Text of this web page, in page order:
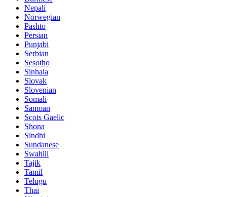
Nepali
Norwegian
Pashto
Persian
Punjabi
Serbian
Sesotho
Sinhala
Slovak
Slovenian
Somali
Samoan
Scots Gaelic
Shona
Sindhi
Sundanese
Swahili
Tajik
Tamil
Telugu
Thai